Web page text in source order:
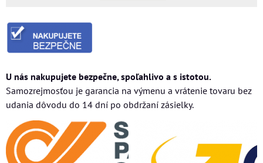
U nás nakupujete bezpečne, spoľahlivo a s istotou.
Samozrejmosťou je garancia na výmenu a vrátenie tovaru bez
udania dôvodu do 14 dní po obdržaní zásielky.